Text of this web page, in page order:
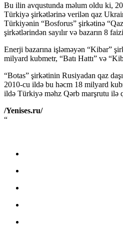
Bu ilin avqustunda məlum oldu ki,
Türkiyə şirkətlərinə verilən qaz
Türkiyənin “Bosforus” şirkətinə
şirkətlərindən sayılır və bazarın 8
Enerji bazarına işləməyən “Kibar”
milyard kubmetr, “Batı Hattı” və
“Botas” şirkətinin Rusiyadan qaz
2010-cu ildə bu həcm 18 milyard
ildə Türkiyə məhz Qərb marşrutu ilə
/Yenises.ru/
“